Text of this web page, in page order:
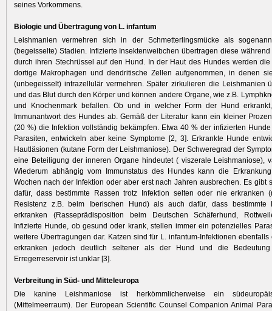
seines Vorkommens.
Biologie und Übertragung von L. infantum
Leishmanien vermehren sich in der Schmetterlingsmücke als
(begeisselte) Stadien. Infizierte Insektenweibchen übertragen diese
durch ihren Stechrüssel auf den Hund. In der Haut des Hundes werden
dortige Makrophagen und dendritische Zellen aufgenommen, in denen
(unbegeisselt) intrazellulär vermehren. Später zirkulieren die Leishmanien
und das Blut durch den Körper und können andere Organe, wie z.B.
und Knochenmark befallen. Ob und in welcher Form der Hund
Immunantwort des Hundes ab. Gemäß der Literatur kann ein kleiner
(20 %) die Infektion vollständig bekämpfen. Etwa 40 % der infizierten
Parasiten, entwickeln aber keine Symptome [2, 3]. Erkrankte Hunde
Hautläsionen (kutane Form der Leishmaniose). Der Schweregrad der
eine Beteiligung der inneren Organe hindeutet ( viszerale Leishmaniose),
Wiederum abhängig vom Immunstatus des Hundes kann die
Wochen nach der Infektion oder aber erst nach Jahren ausbrechen. Es gibt
dafür, dass bestimmte Rassen trotz Infektion selten oder nie erkranken
Resistenz z.B. beim Iberischen Hund) als auch dafür, dass bestimmte
erkranken (Rasseprädisposition beim Deutschen Schäferhund,
Infizierte Hunde, ob gesund oder krank, stellen immer ein potenzielles
weitere Übertragungen dar. Katzen sind für L. infantum-Infektionen ebenfalls
erkranken jedoch deutlich seltener als der Hund und die
Erregerreservoir ist unklar [3].
Verbreitung in Süd- und Mitteleuropa
Die kanine Leishmaniose ist herkömmlicherweise ein
(Mittelmeerraum). Der European Scientific Counsel Companion Animal